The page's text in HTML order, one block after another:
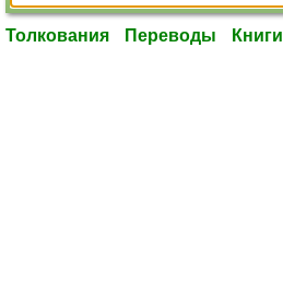
Толкования Переводы Книги